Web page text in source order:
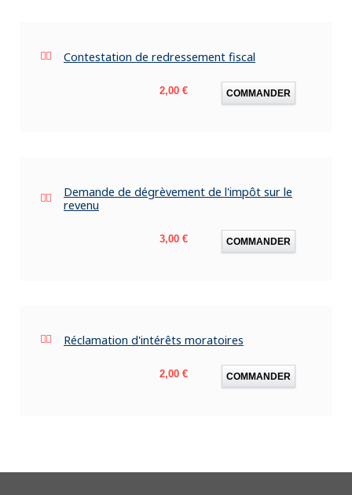
Contestation de redressement fiscal
Prix
2,00 € COMMANDER
Demande de dégrèvement de l'impôt sur le
revenu
Prix
3,00 € COMMANDER
Réclamation d'intérêts moratoires
Prix
2,00 € COMMANDER